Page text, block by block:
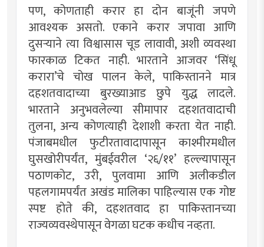
पण, कोणताही करार हा दोन बाजूंनी जपणे
आवश्यक असतो. एकाने करार जपावा आणि
दुसर्‍याने त्या विश्वासास चूड लावावी, अशी व्यवस्था
फारकाळ टिकत नाही. भारताने आजवर ‘सिंधू
करारा’चे चोख पालन केले, पाकिस्तानने मात्र
दहशतवादाच्या बुरख्याआड छुपे युद्ध लादले.
भारताने अनुभवलेल्या सीमापार दहशतवादाची
तुलना, अन्य कोणत्याही देशाशी करता येत नाही.
पंजाबमधील फुटीरतावादापासून काश्मीरमधील
घुसखोरीपर्यंत, मुंबईवरील ‘२६/११’ हल्ल्यापासून
पठाणकोट, उरी, पुलवामा आणि अलीकडील
पहलगामपर्यंत अखंड मालिका पाहिल्यास एक गोष्ट
स्पष्ट होते की, दहशतवाद हा पाकिस्तानच्या
राज्यव्यवस्थेपासून वेगळा घटक कधीच नव्हता.